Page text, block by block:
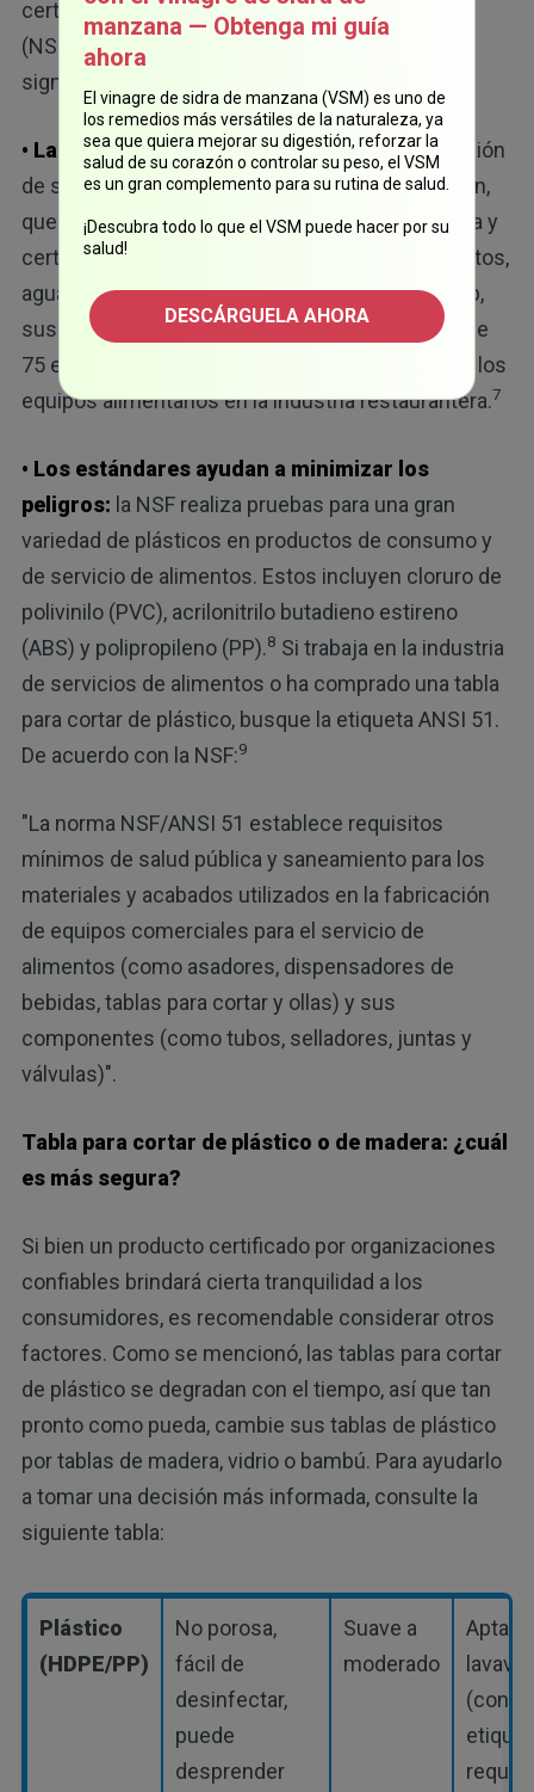
certificada por la Fundación Nacional de Sanidad
(NSF) pero no sabe qué significa? Esto es lo que
significa:
• La historia de la NSF:la NSF es una organización
de salud pública con sede en Ann Arbor, Michigan,
que "facilita el desarrollo de estándares, y prueba y
certifica productos para las industrias de alimentos,
agua y bienes de consumo".6Según su sitio web,
sus métodos de prueba han contribuido a más de
75 estándares y protocolos para la seguridad de los
equipos alimentarios en la industria restaurantera.7
• Los estándares ayudan a minimizar los
peligros: la NSF realiza pruebas para una gran
variedad de plásticos en productos de consumo y
de servicio de alimentos. Estos incluyen cloruro de
polivinilo (PVC), acrilonitrilo butadieno estireno
(ABS) y polipropileno (PP).8 Si trabaja en la industria
de servicios de alimentos o ha comprado una tabla
para cortar de plástico, busque la etiqueta ANSI 51.
De acuerdo con la NSF:9
"La norma NSF/ANSI 51 establece requisitos
mínimos de salud pública y saneamiento para los
materiales y acabados utilizados en la fabricación
de equipos comerciales para el servicio de
alimentos (como asadores, dispensadores de
bebidas, tablas para cortar y ollas) y sus
componentes (como tubos, selladores, juntas y
válvulas)".
Tabla para cortar de plástico o de madera: ¿cuál
es más segura?
Si bien un producto certificado por organizaciones
confiables brindará cierta tranquilidad a los
consumidores, es recomendable considerar otros
factores. Como se mencionó, las tablas para cortar
de plástico se degradan con el tiempo, así que tan
pronto como pueda, cambie sus tablas de plástico
por tablas de madera, vidrio o bambú. Para ayudarlo
a tomar una decisión más informada, consulte la
siguiente tabla:
Plástico
(HDPE/PP)
No porosa,
fácil de
desinfectar,
puede
desprender
Suave a
moderado
Apta
manzana — Obtenga mi guía
ahora
El vinagre de sidra de manzana (VSM) es uno de
los remedios más versátiles de la naturaleza, ya
sea que quiera mejorar su digestión, reforzar la
salud de su corazón o controlar su peso, el VSM
es un gran complemento para su rutina de salud.
¡Descubra todo lo que el VSM puede hacer por su
salud!
DESCÁRGUELA AHORA